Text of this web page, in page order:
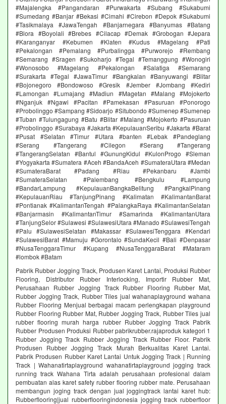
#Majalengka #Pangandaran #Purwakarta #Subang #Sukabumi
#Sumedang #Banjar #Bekasi #Cimahi #Cirebon #Depok #Sukabumi
#Tasikmalaya #JawaTengah #Banjarnegara #Banyumas #Batang
#Blora #Boyolali #Brebes #Cilacap #Demak #Grobogan #Jepara
#Karanganyar #Kebumen #Klaten #Kudus #Magelang #Pati
#Pekalongan #Pemalang #Purbalingga #Purworejo #Rembang
#Semarang #Sragen #Sukoharjo #Tegal #Temanggung #Wonogiri
#Wonosobo #Magelang #Pekalongan #Salatiga #Semarang
#Surakarta #Tegal #JawaTimur #Bangkalan #Banyuwangi #Blitar
#Bojonegoro #Bondowoso #Gresik #Jember #Jombang #Kediri
#Lamongan #Lumajang #Madiun #Magetan #Malang #Mojokerto
#Nganjuk #Ngawi #Pacitan #Pamekasan #Pasuruan #Ponorogo
#Probolinggo #Sampang #Sidoarjo #Situbondo #Sumenep #Sumenep
#Tuban #Tulungagung #Batu #Blitar #Malang #Mojokerto #Pasuruan
#Probolinggo #Surabaya #Jakarta #KepulauanSeribu #Jakarta #Barat
#Pusat #Selatan #Timur #Utara #banten #Lebak #Pandeglang
#Serang #Tangerang #Cilegon #Serang #Tangerang
#TangerangSelatan #Bantul #GunungKidul #KulonProgo #Sleman
#Yogyakarta #Sumatera #Aceh #BandaAceh #SumateraUtara #Medan
#SumateraBarat #Padang #Riau #Pekanbaru #Jambi
#SumateraSelatan #Palembang #Bengkulu #Lampung
#BandarLampung #KepulauanBangkaBelitung #PangkalPinang
#KepulauanRiau #TanjungPinang #Kalimatan #KalimantanBarat
#Pontianak #KalimantanTengah #PalangkaRaya #KalimantanSelatan
#Banjarmasin #KalimantanTimur #Samarinda #KalimantanUtara
#TanjungSelor #Sulawesi #SulawesiUtara #Manado #SulawesiTengah
#Palu #SulawesiSelatan #Makassar #SulawesiTenggara #Kendari
#SulawesiBarat #Mamuju #Gorontalo #SundaKecil #Bali #Denpasar
#NusaTenggaraTimur #Kupang #NusaTenggaraBarat #Mataram
#lombok #Batam
Pabrik Rubber Jogging Track, Produsen Karet Lantai, Produksi Rubber
Flooring, Distributor Rubber Interlocking, Importir Rubber Mat,
Perusahaan Rubber Jogging Track Rubber Flooring Rubber Mat,
Rubber Jogging Track, Rubber Tiles jual wahanaplayground wahana
Rubber Flooring Menjual berbagai macam perlengkapan playground
Rubber Flooring Rubber Mat, Rubber Jogging Track, Rubber Tiles jual
rubber flooring murah harga rubber Rubber Jogging Track Pabrik
Rubber Produsen Produksi Rubber pabrikrubber.rajaproduk kategori 1
Rubber Jogging Track Rubber Jogging Track Rubber Floor. Pabrik
Produsen Rubber Jogging Track Murah Berkualitas Karet Lantai.
Pabrik Produsen Rubber Karet Lantai Untuk Jogging Track | Running
Track | Wahanatirtaplayground wahanatirtaplayground jogging track
running track Wahana Tirta adalah perusahaan profesional dalam
pembuatan alas karet safety rubber flooring rubber mate. Perusahaan
membangun joging track dengan jual joggingtrack lantai karet hub:
Rubberflooring|jual rubberflooringindonesia jogging track rubberfloor